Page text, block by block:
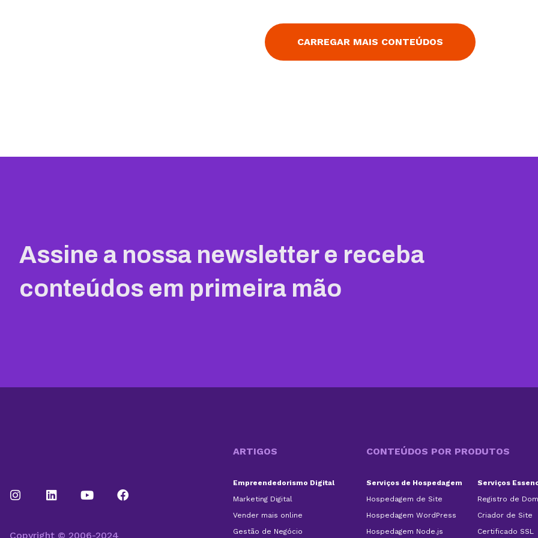
transacionais. Contudo, esse
processo não é tão simples quanto
parece. Então, neste conteúdo,
confere profissionalismo e ainda
agiliza a comunicação entre as
pessoas. Aliás, vale lembrar que
CARREGAR MAIS CONTEÚDOS
Assine a nossa newsletter e receba
conteúdos em primeira mão
Copyright © 2006-2024
ARTIGOS
Empreendedorismo Digital
Marketing Digital
Vender mais online
Gestão de Negócio
CONTEÚDOS POR PRODUTOS
Serviços de Hospedagem
Hospedagem de Site
Hospedagem WordPress
Hospedagem Node.js
Serviços
Registro de
Criador de Site
Certificado SSL